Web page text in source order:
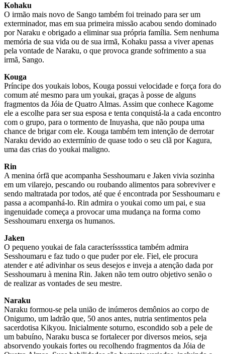
Kohaku
O irmão mais novo de Sango também foi treinado para ser um
exterminador, mas em sua primeira missão acabou sendo dominado
por Naraku e obrigado a eliminar sua própria família. Sem nenhuma
memória de sua vida ou de sua irmã, Kohaku passa a viver apenas
pela vontade de Naraku, o que provoca grande sofrimento a sua
irmã, Sango.
Kouga
Príncipe dos youkais lobos, Kouga possui velocidade e força fora do
comum até mesmo para um youkai, graças à posse de alguns
fragmentos da Jóia de Quatro Almas. Assim que conhece Kagome
ele a escolhe para ser sua esposa e tenta conquistá-la a cada encontro
com o grupo, para o tormento de Inuyasha, que não poupa uma
chance de brigar com ele. Kouga também tem intenção de derrotar
Naraku devido ao extermínio de quase todo o seu clã por Kagura,
uma das crias do youkai maligno.
Rin
A menina órfã que acompanha Sesshoumaru e Jaken vivia sozinha
em um vilarejo, pescando ou roubando alimentos para sobreviver e
sendo maltratada por todos, até que é encontrada por Sesshoumaru e
passa a acompanhá-lo. Rin admira o youkai como um pai, e sua
ingenuidade começa a provocar uma mudança na forma como
Sesshoumaru enxerga os humanos.
Jaken
O pequeno youkai de fala caracterísssstica também admira
Sesshoumaru e faz tudo o que puder por ele. Fiel, ele procura
atender e até adivinhar os seus desejos e inveja a atenção dada por
Sesshoumaru à menina Rin. Jaken não tem outro objetivo senão o
de realizar as vontades de seu mestre.
Naraku
Naraku formou-se pela união de inúmeros demônios ao corpo de
Onigumo, um ladrão que, 50 anos antes, nutria sentimentos pela
sacerdotisa Kikyou. Inicialmente soturno, escondido sob a pele de
um babuíno, Naraku busca se fortalecer por diversos meios, seja
absorvendo youkais fortes ou recolhendo fragmentos da Jóia de